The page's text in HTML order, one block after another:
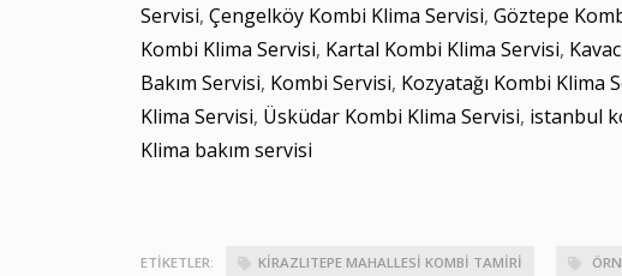
Servisi, Çengelköy Kombi Klima Servisi, Göztepe
Kombi Klima Servisi, Kartal Kombi Klima Servisi,
Bakım Servisi, Kombi Servisi, Kozyatağı Kombi Klima
Klima Servisi, Üsküdar Kombi Klima Servisi, istanbul
Klima bakım servisi
ETIKETLER: KIRAZLITEPE MAHALLESI KOMBI TAMIRI